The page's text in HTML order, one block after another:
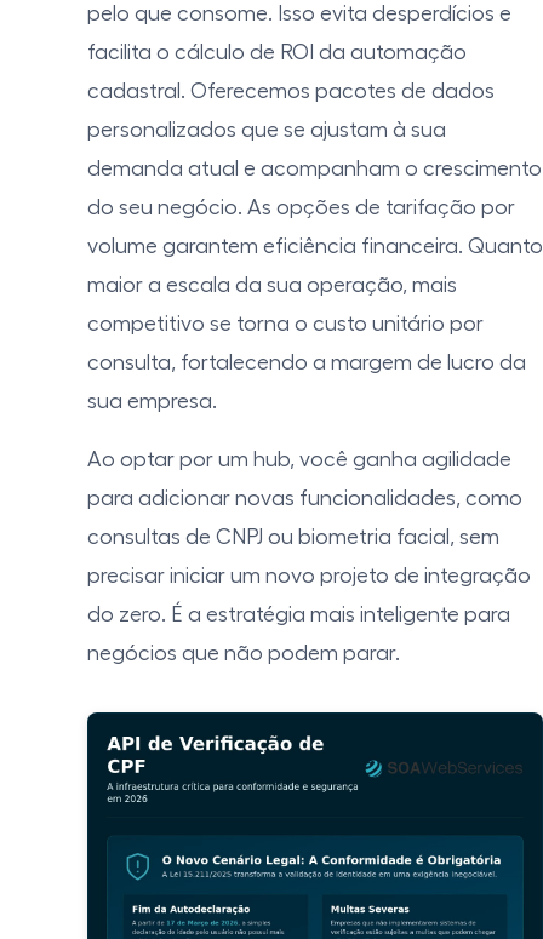
pelo que consome. Isso evita desperdícios e
facilita o cálculo de ROI da automação
cadastral. Oferecemos pacotes de dados
personalizados que se ajustam à sua
demanda atual e acompanham o crescimento
do seu negócio. As opções de tarifação por
volume garantem eficiência financeira. Quanto
maior a escala da sua operação, mais
competitivo se torna o custo unitário por
consulta, fortalecendo a margem de lucro da
sua empresa.
Ao optar por um hub, você ganha agilidade
para adicionar novas funcionalidades, como
consultas de CNPJ ou biometria facial, sem
precisar iniciar um novo projeto de integração
do zero. É a estratégia mais inteligente para
negócios que não podem parar.